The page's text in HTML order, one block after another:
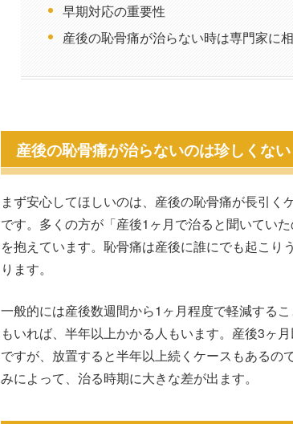
早期対応の重要性
産後の恥骨痛が治らない時は専門家に
産後の恥骨痛が治らないのは珍しくない
まず安心してほしいのは、産後の恥骨痛が長引く
です。多くの方が「産後1ヶ月で治ると聞いてい
を抱えています。恥骨痛は産後に誰にでも起こり
ります。
一般的には産後数週間から1ヶ月程度で軽減する
もいれば、半年以上かかる人もいます。産後3ヶ
ですが、放置すると半年以上続くケースもあるの
みによって、治る時期に大きな差が出ます。